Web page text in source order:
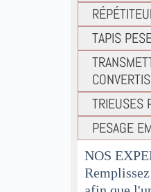
Options
pesage
Peses
Pont-
Pont-
Ponts-
Ponts-
TAPIS
TRIEUSES
PESAGE
Pesage
Pesage
NOS